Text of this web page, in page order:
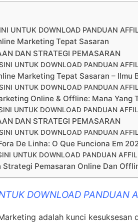
UNTUK DOWNLOAD PANDUAN
Marketing Tepat Sasaran
DAN STRATEGI PEMASARAN
UNTUK DOWNLOAD PANDUAN
Marketing Tepat Sasaran – Ilmu
UNTUK DOWNLOAD PANDUAN
Online & Offline: Mana Yang
UNTUK DOWNLOAD PANDUAN
DAN STRATEGI PEMASARAN
UNTUK DOWNLOAD PANDUAN
De Linha: O Que Funciona Em
UNTUK DOWNLOAD PANDUAN
Strategi Pemasaran Online Dan
DOWNLOAD PANDUAN
adalah kunci